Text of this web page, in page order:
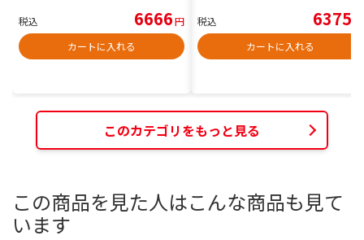
税込 6666円
カートに入れる
税込 6375
カートに入れる
このカテゴリをもっと見る
この商品を見た人はこんな商品も見て
います